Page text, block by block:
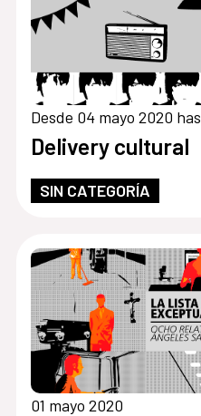
Desde 04 mayo 2020
Delivery cultural
SIN CATEGORÍA
01 mayo 2020